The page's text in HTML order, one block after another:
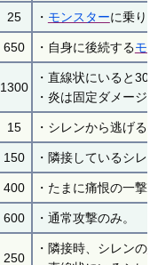
25 ・ モンスターに乗
650 ・自身に後続する
1300
・直線状にいると
・炎は固定ダメー
15 ・シレンから逃げ
150 ・隣接しているシ
400 ・たまに痛恨の一
600 ・通常攻撃のみ。
250
・隣接時、シレンの